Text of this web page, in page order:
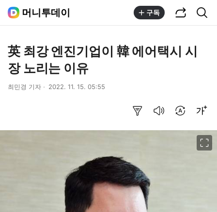
머니투데이 구독
英 최강 엔진기업이 韓 에어택시 시
장 노리는 이유
최민경 기자 2022. 11. 15. 05:55